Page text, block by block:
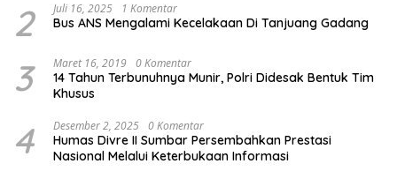
2 Juli 16, 2025 1 Komentar
Bus ANS Mengalami Kecelakaan Di Tanjuang Gadang
3 Maret 16, 2019 0 Komentar
14 Tahun Terbunuhnya Munir, Polri Didesak Bentuk Tim
Khusus
4 Desember 2, 2025 0 Komentar
Humas Divre II Sumbar Persembahkan Prestasi
Nasional Melalui Keterbukaan Informasi